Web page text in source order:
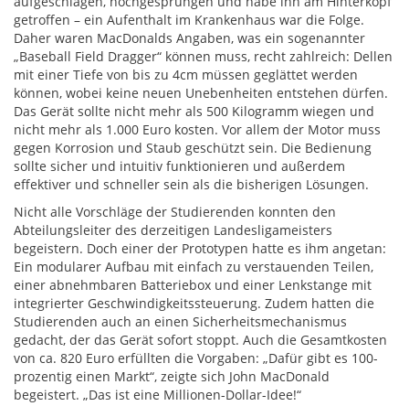
getroffen – ein Aufenthalt im Krankenhaus war die Folge.
Daher waren MacDonalds Angaben, was ein sogenannter
„Baseball Field Dragger“ können muss, recht zahlreich: Dellen
mit einer Tiefe von bis zu 4cm müssen geglättet werden
können, wobei keine neuen Unebenheiten entstehen dürfen.
Das Gerät sollte nicht mehr als 500 Kilogramm wiegen und
nicht mehr als 1.000 Euro kosten. Vor allem der Motor muss
gegen Korrosion und Staub geschützt sein. Die Bedienung
sollte sicher und intuitiv funktionieren und außerdem
effektiver und schneller sein als die bisherigen Lösungen.
Nicht alle Vorschläge der Studierenden konnten den
Abteilungsleiter des derzeitigen Landesligameisters
begeistern. Doch einer der Prototypen hatte es ihm angetan:
Ein modularer Aufbau mit einfach zu verstauenden Teilen,
einer abnehmbaren Batteriebox und einer Lenkstange mit
integrierter Geschwindigkeitssteuerung. Zudem hatten die
Studierenden auch an einen Sicherheitsmechanismus
gedacht, der das Gerät sofort stoppt. Auch die Gesamtkosten
von ca. 820 Euro erfüllten die Vorgaben: „Dafür gibt es 100-
prozentig einen Markt“, zeigte sich John MacDonald
begeistert. „Das ist eine Millionen-Dollar-Idee!“